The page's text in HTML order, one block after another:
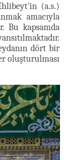
(a.s.)
amacıyla
Bu kapsamda
dört bir
oluşturulması